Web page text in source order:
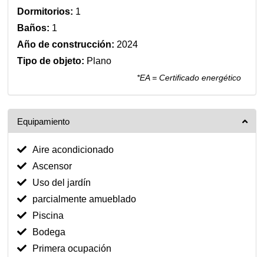
Dormitorios: 1
Baños: 1
Año de construcción: 2024
Tipo de objeto: Plano
*EA = Certificado energético
Equipamiento
Aire acondicionado
Ascensor
Uso del jardín
parcialmente amueblado
Piscina
Bodega
Primera ocupación